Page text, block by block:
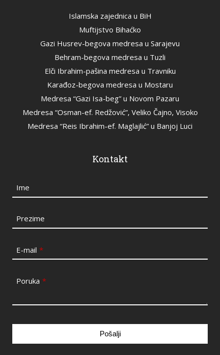
Islamska zajednica u BiH
Muftijstvo Bihaćko
Gazi Husrev-begova medresa u Sarajevu
Behram-begova medresa u Tuzli
Elči Ibrahim-pašina medresa u Travniku
Karađoz-begova medresa u Mostaru
Medresa “Gazi Isa-beg” u Novom Pazaru
Medresa “Osman-ef. Redžović”, Veliko Čajno, Visoko
Medresa “Reis Ibrahim-ef. Maglajlić” u Banjoj Luci
Kontakt
Ime
Prezime
E-mail *
Poruka *
Pošalji